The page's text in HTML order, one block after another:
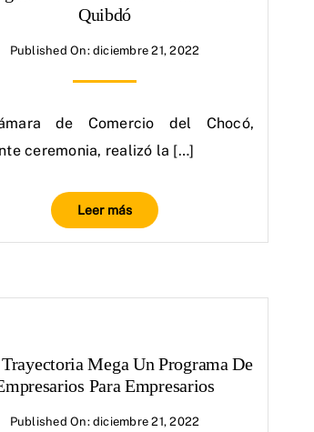
Quibdó
Published On: diciembre 21, 2022
de Comercio del Chocó,
ceremonia, realizó la […]
Leer más
Mega Un Programa De
Para Empresarios
Published On: diciembre 21, 2022